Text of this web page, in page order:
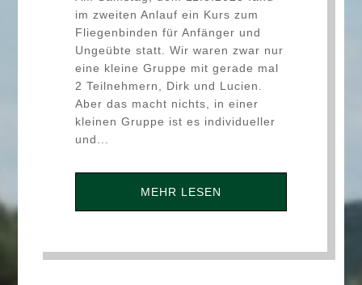
im zweiten Anlauf ein Kurs zum
Fliegenbinden für Anfänger und
Ungeübte statt. Wir waren zwar nur
eine kleine Gruppe mit gerade mal
2 Teilnehmern, Dirk und Lucien.
Aber das macht nichts, in einer
kleinen Gruppe ist es individueller
und...
MEHR LESEN